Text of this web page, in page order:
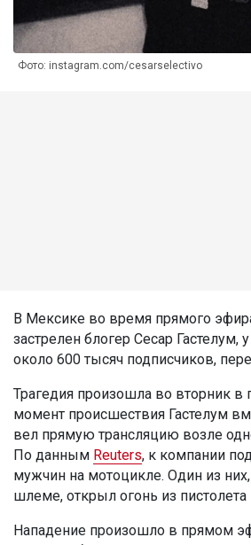
Фото: instagram.com/cesarselectivo
В Мексике во время прямого
застрелен блогер Сесар Гастелум,
около 600 тысяч подписчиков,
Трагедия произошла во вторник в
момент происшествия Гастелум
вел прямую трансляцию возле
По данным Reuters, к компании
мужчин на мотоцикле. Один из
шлеме, открыл огонь из пистолета
Нападение произошло в прямом